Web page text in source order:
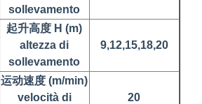
sollevamento
起升高度 H (m)
altezza di
sollevamento
9,12,15,18,20
运动速度 (m/min)
velocità di
20